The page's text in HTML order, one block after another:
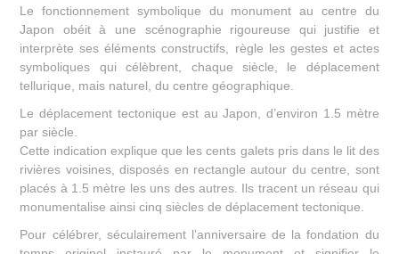
Le fonctionnement symbolique du monument au centre du
Japon obéit à une scénographie rigoureuse qui justifie et
interprète ses éléments constructifs, règle les gestes et actes
symboliques qui célèbrent, chaque siècle, le déplacement
tellurique, mais naturel, du centre géographique.
Le déplacement tectonique est au Japon, d’environ 1.5 mètre
par siècle.
Cette indication explique que les cents galets pris dans le lit des
rivières voisines, disposés en rectangle autour du centre, sont
placés à 1.5 mètre les uns des autres. Ils tracent un réseau qui
monumentalise ainsi cinq siècles de déplacement tectonique.
Pour célébrer, séculairement l’anniversaire de la fondation du